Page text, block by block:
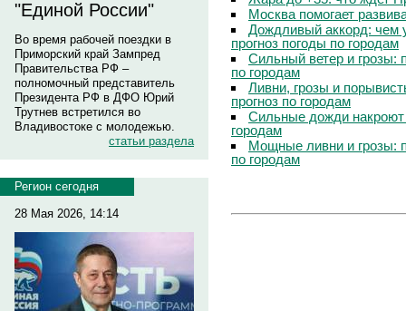
"Единой России"
Во время рабочей поездки в
Приморский край Зампред
Правительства РФ –
полномочный представитель
Президента РФ в ДФО Юрий
Трутнев встретился во
Владивостоке с молодежью.
статьи раздела
Регион сегодня
28 Мая 2026, 14:14
Москва помогает
Дождливый аккорд: чем
прогноз погоды по городам
Сильный ветер и грозы:
по городам
Ливни, грозы и
прогноз по городам
Сильные дожди
городам
Мощные ливни и грозы:
по городам